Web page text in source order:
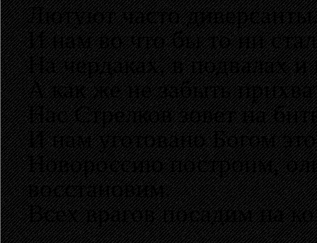
Лютуют часто
И нам во что бы то ни
На чердаках, в подвалах
А как же не забыть
Нас Стрелков зовет на
И нам уготовано Богом
Новороссию построим,
восстановим.
Всех врагов посадим на